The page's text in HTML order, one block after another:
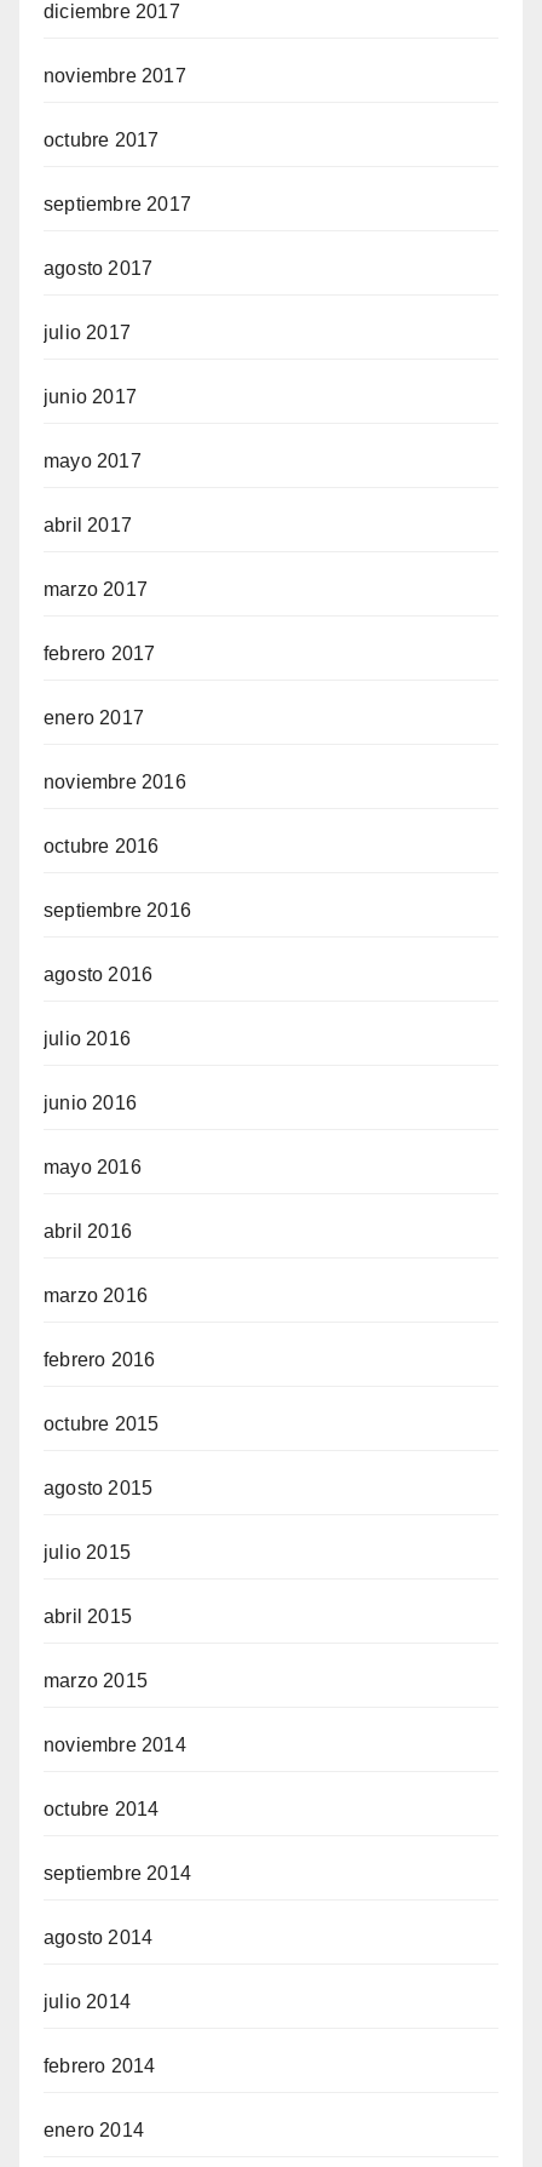
diciembre 2017
noviembre 2017
octubre 2017
septiembre 2017
agosto 2017
julio 2017
junio 2017
mayo 2017
abril 2017
marzo 2017
febrero 2017
enero 2017
noviembre 2016
octubre 2016
septiembre 2016
agosto 2016
julio 2016
junio 2016
mayo 2016
abril 2016
marzo 2016
febrero 2016
octubre 2015
agosto 2015
julio 2015
abril 2015
marzo 2015
noviembre 2014
octubre 2014
septiembre 2014
agosto 2014
julio 2014
febrero 2014
enero 2014